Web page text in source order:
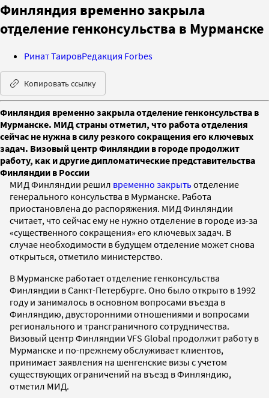
Финляндия временно закрыла
отделение генконсульства в Мурманске
Ринат ТаировРедакция Forbes
Копировать ссылку
Финляндия временно закрыла отделение генконсульства в
Мурманске. МИД страны отметил, что работа отделения
сейчас не нужна в силу резкого сокращения его ключевых
задач. Визовый центр Финляндии в городе продолжит
работу, как и другие дипломатические представительства
Финляндии в России
МИД Финляндии решил временно закрытьотделение
генерального консульства в Мурманске. Работа
приостановлена до распоряжения. МИД Финляндии
считает, что сейчас ему не нужно отделение в городе из-за
«существенного сокращения» его ключевых задач. В
случае необходимости в будущем отделение может снова
открыться, отметило министерство.
В Мурманске работает отделение генконсульства
Финляндии в Санкт-Петербурге. Оно было открыто в 1992
году и занималось в основном вопросами въезда в
Финляндию, двусторонними отношениями и вопросами
регионального и трансграничного сотрудничества.
Визовый центр Финляндии VFS Global продолжит работу в
Мурманске и по-прежнему обслуживает клиентов,
принимает заявления на шенгенские визы с учетом
существующих ограничений на въезд в Финляндию,
отметил МИД.